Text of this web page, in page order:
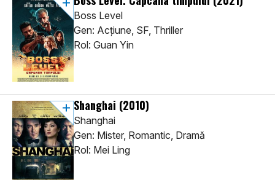
Boss Level
Gen: Acţiune, SF, Thriller
Rol: Guan Yin
Shanghai (2010)
Shanghai
Gen: Mister, Romantic, Dramă
Rol: Mei Ling